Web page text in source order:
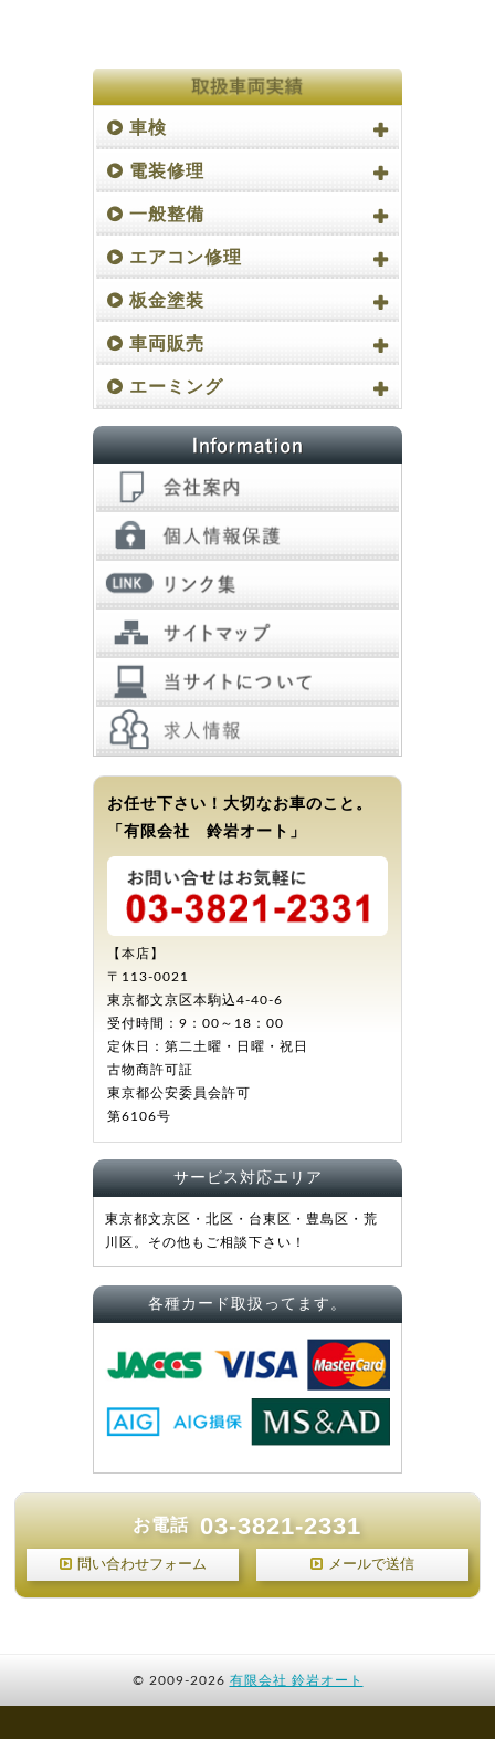
車検
電装修理
一般整備
エアコン修理
板金塗装
車両販売
エーミング
お任せ下さい！大切なお車のこと。
「有限会社 鈴岩オート」
【本店】
〒113-0021
東京都文京区本駒込4-40-6
受付時間：9：00～18：00
定休日：第二土曜・日曜・祝日
古物商許可証
東京都公安委員会許可
第6106号
サービス対応エリア
東京都文京区・北区・台東区・豊島区・荒
川区。その他もご相談下さい！
各種カード取扱ってます。
お電話 03-3821-2331
問い合わせフォーム メールで送信
© 2009-2026 有限会社 鈴岩オート